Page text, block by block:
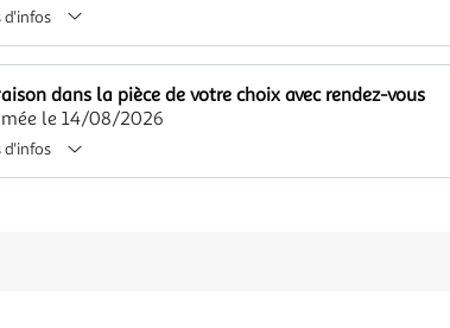
d'infos
dans la pièce de votre choix avec rendez-vous
le 14/08/2026
d'infos